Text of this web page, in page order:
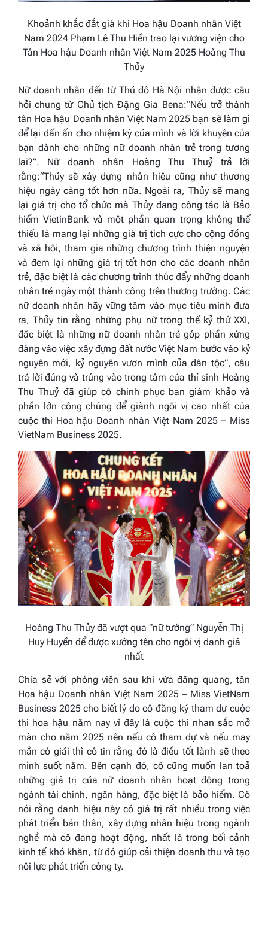
Khoảnh khắc đắt giá khi Hoa hậu Doanh nhân Việt
Nam 2024 Phạm Lê Thu Hiền trao lại vương viện cho
Tân Hoa hậu Doanh nhân Việt Nam 2025 Hoàng Thu
Thủy
Nữ doanh nhân đến từ Thủ đô Hà Nội nhận được câu
hỏi chung từ Chủ tịch Đặng Gia Bena:“Nếu trở thành
tân Hoa hậu Doanh nhân Việt Nam 2025 bạn sẽ làm gì
để lại dấn ấn cho nhiệm kỳ của mình và lời khuyên của
bạn dành cho những nữ doanh nhân trẻ trong tương
lai?”. Nữ doanh nhân Hoàng Thu Thuỷ trả lời
rằng:“Thủy sẽ xây dựng nhân hiệu cũng như thương
hiệu ngày càng tốt hơn nữa. Ngoài ra, Thủy sẽ mang
lại giá trị cho tổ chức mà Thủy đang công tác là Bảo
hiểm VietinBank và một phần quan trọng không thể
thiếu là mang lại những giá trị tích cực cho cộng đồng
và xã hội, tham gia những chương trình thiện nguyện
và đem lại những giá trị tốt hơn cho các doanh nhân
trẻ, đặc biệt là các chương trình thúc đẩy những doanh
nhân trẻ ngày một thành công trên thương trường. Các
nữ doanh nhân hãy vững tâm vào mục tiêu mình đưa
ra, Thủy tin rằng những phụ nữ trong thế kỷ thứ XXI,
đặc biệt là những nữ doanh nhân trẻ góp phần xứng
đáng vào việc xây đựng đất nước Việt Nam bước vào kỷ
nguyên mới, kỷ nguyên vươn mình của dân tộc”, câu
trả lời đúng và trúng vào trọng tâm của thí sinh Hoàng
Thu Thuỷ đã giúp cô chinh phục ban giám khảo và
phần lớn công chúng để giành ngôi vị cao nhất của
cuộc thi Hoa hậu Doanh nhân Việt Nam 2025 – Miss
VietNam Business 2025.
Hoàng Thu Thủy đã vượt qua “nữ tướng” Nguyễn Thị
Huy Huyền để được xướng tên cho ngôi vị danh giá
nhất
Chia sẻ với phóng viên sau khi vừa đăng quang, tân
Hoa hậu Doanh nhân Việt Nam 2025 – Miss VietNam
Business 2025cho biết lý do cô đăng ký tham dự cuộc
thi hoa hậu năm nay vì đây là cuộc thi nhan sắc mở
màn cho năm 2025 nên nếu cô tham dự và nếu may
mắn có giải thì cô tin rằng đó là điều tốt lành sẽ theo
mình suốt năm. Bên cạnh đó, cô cũng muốn lan toả
những giá trị của nữ doanh nhân hoạt động trong
ngành tài chính, ngân hàng, đặc biệt là bảo hiểm. Cô
nói rằng danh hiệu này có giá trị rất nhiều trong việc
phát triển bản thân, xây dựng nhân hiệu trong ngành
nghề mà cô đang hoạt động, nhất là trong bối cảnh
kinh tế khó khăn, từ đó giúp cải thiện doanh thu và tạo
nội lực phát triển công ty.